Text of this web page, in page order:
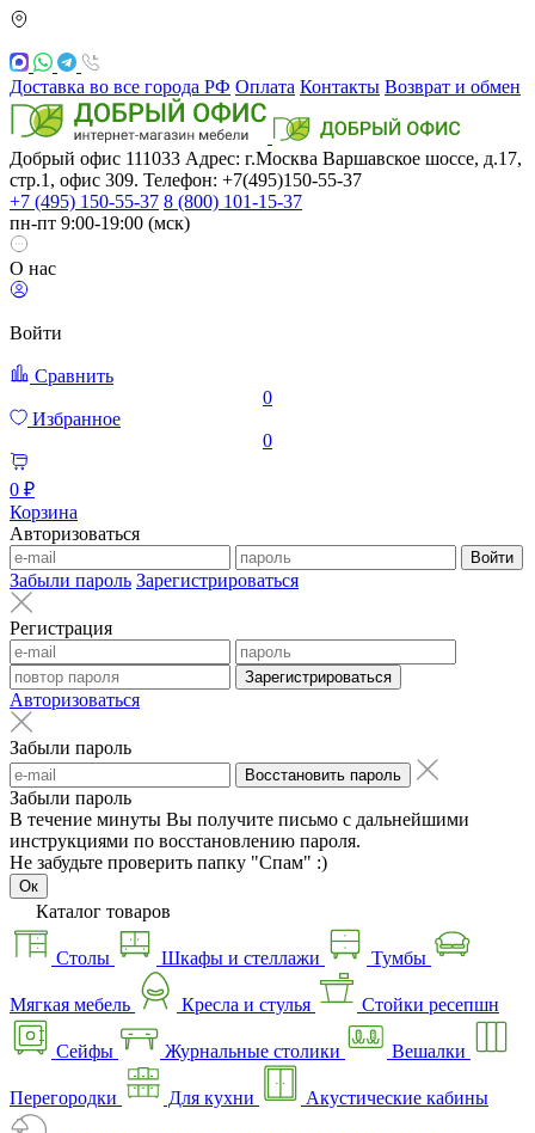
Доставка во все города РФ Оплата Контакты Возврат и обмен
Добрый офис 111033 Адрес: г.Москва Варшавское шоссе, д.17,
стр.1, офис 309. Телефон: +7(495)150-55-37
+7 (495) 150-55-37 8 (800) 101-15-37
пн-пт 9:00-19:00 (мск)
О нас
Войти
Сравнить
0
Избранное
0
0 ₽
Корзина
Авторизоваться
Войти
Забыли пароль Зарегистрироваться
Регистрация
Зарегистрироваться
Авторизоваться
Забыли пароль
Восстановить пароль
Забыли пароль
В течение минуты Вы получите письмо с дальнейшими
инструкциями по восстановлению пароля.
Не забудьте проверить папку "Спам" :)
Ок
Каталог товаров
Столы Шкафы и стеллажи Тумбы
Мягкая мебель Кресла и стулья Стойки ресепшн
Сейфы Журнальные столики Вешалки
Перегородки Для кухни Акустические кабины